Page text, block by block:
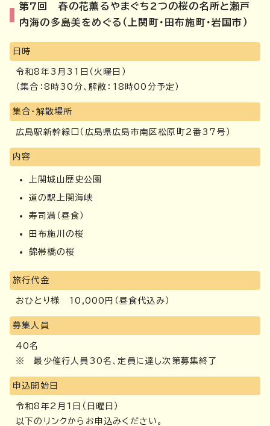
第7回 春の花薫るやまぐち2つの桜の名所と瀬戸
内海の多島美をめぐる（上関町・田布施町・岩国市）
日時
令和8年3月31日（火曜日）
（集合：8時30分、解散：18時00分予定）
集合・解散場所
広島駅新幹線口（広島県広島市南区松原町2番37号）
内容
上関城山歴史公園
道の駅上関海峡
寿司満（昼食）
田布施川の桜
錦帯橋の桜
旅行代金
おひとり様 10,000円（昼食代込み）
募集人員
40名
※ 最少催行人員30名、定員に達し次第募集終了
申込開始日
令和8年2月1日（日曜日）
以下のリンクからお申込みください。